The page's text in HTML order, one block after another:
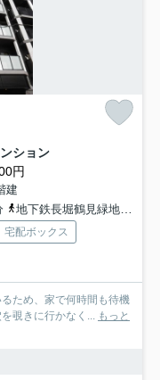
ション
円
建
地下鉄長堀鶴見緑地「松屋町」駅 徒歩6分
宅配ボックス
ため、家で何時間も待機
覗きに行かなく...
もっと